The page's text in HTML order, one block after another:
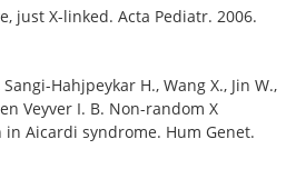
just X-linked. Acta Pediatr. 2006.
Hahjpeykar H., Wang X., Jin W.,
Veyver I. B. Non-random X
Aicardi syndrome. Hum Genet.